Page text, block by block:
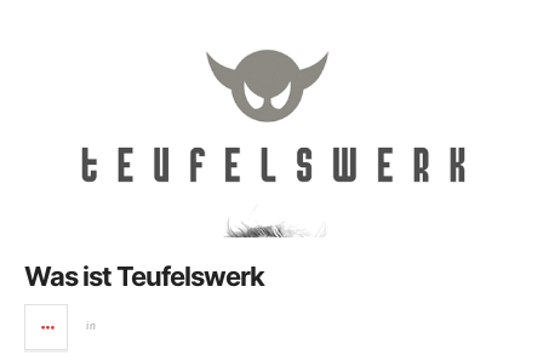
Was ist Teufelswerk
in